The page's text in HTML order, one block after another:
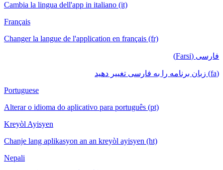
Cambia la lingua dell'app in italiano (it)
Français
Changer la langue de l'application en français (fr)
فارسی (Farsi)
(fa) زبان برنامه را به فارسی تغییر دهید
Portuguese
Alterar o idioma do aplicativo para português (pt)
Kreyòl Ayisyen
Chanje lang aplikasyon an an kreyòl ayisyen (ht)
Nepali